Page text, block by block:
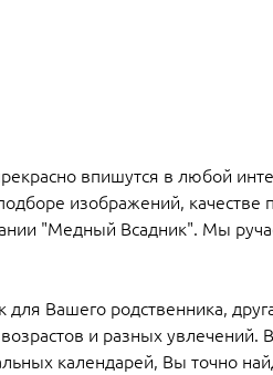
впишутся в любой
изображений, качестве
"Медный Всадник". Мы
для Вашего родственника,
и разных увлечений.
календарей, Вы точно